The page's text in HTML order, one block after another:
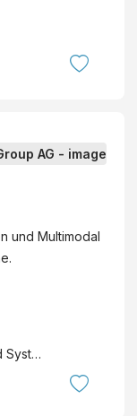
und Multimodal